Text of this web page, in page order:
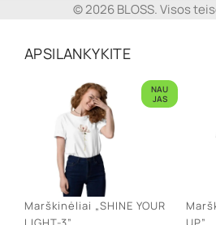
© 2026 BLOSS. Visos
APSILANKYKITE
NAU
JAS
Marškinėliai „SHINE YOUR